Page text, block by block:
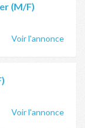
(M/F)
Voir l'annonce
Voir l'annonce